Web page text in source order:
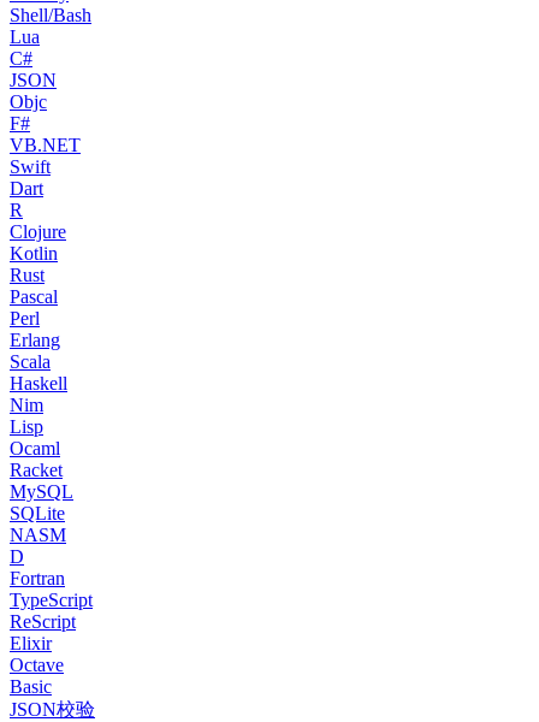
Shell/Bash
Lua
C#
JSON
Objc
F#
VB.NET
Swift
Dart
R
Clojure
Kotlin
Rust
Pascal
Perl
Erlang
Scala
Haskell
Nim
Lisp
Ocaml
Racket
MySQL
SQLite
NASM
D
Fortran
TypeScript
ReScript
Elixir
Octave
Basic
JSON校验